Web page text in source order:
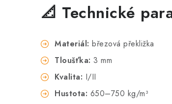
📐 Technické
Materiál: březová překližka
Tloušťka: 3 mm
Kvalita: I/II
Hustota: 650–750 kg/m³